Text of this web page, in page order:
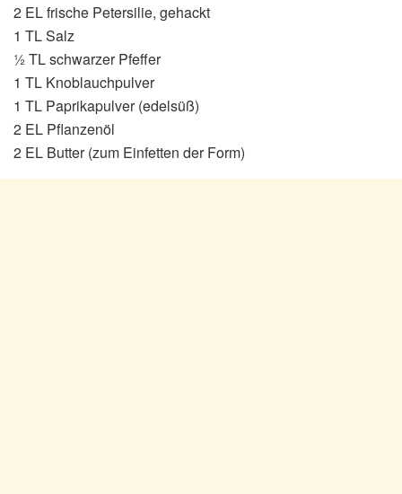
2 EL frische Petersilie, gehackt
1 TL Salz
½ TL schwarzer Pfeffer
1 TL Knoblauchpulver
1 TL Paprikapulver (edelsüß)
2 EL Pflanzenöl
2 EL Butter (zum Einfetten der Form)